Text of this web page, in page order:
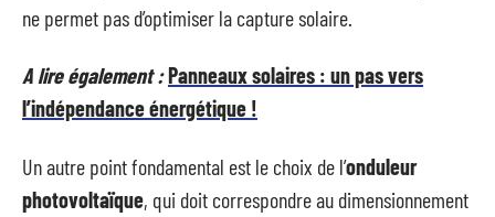
ne permet pas d’optimiser la capture solaire.
A lire également :Panneaux solaires : un pas vers
l’indépendance énergétique !
Un autre point fondamental est le choix de l’onduleur
photovoltaïque, qui doit correspondre au dimensionnement